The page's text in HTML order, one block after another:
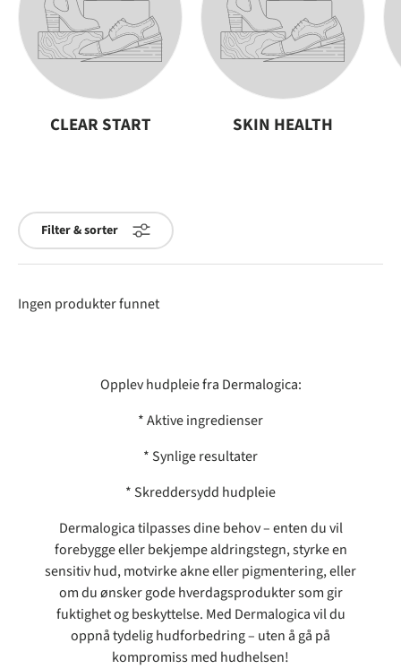
CLEAR START SKIN HEALTH
Filter & sorter
Ingen produkter funnet
Opplev hudpleie fra Dermalogica:
* Aktive ingredienser
* Synlige resultater
* Skreddersydd hudpleie
Dermalogica tilpasses dine behov – enten du vil
forebygge eller bekjempe aldringstegn, styrke en
sensitiv hud, motvirke akne eller pigmentering, eller
om du ønsker gode hverdagsprodukter som gir
fuktighet og beskyttelse. Med Dermalogica vil du
oppnå tydelig hudforbedring – uten å gå på
kompromiss med hudhelsen!